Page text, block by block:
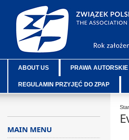
ABOUT US PRAWA AUTORSKIE
REGULAMIN PRZYJĘĆ DO ZPAP
MAIN MENU